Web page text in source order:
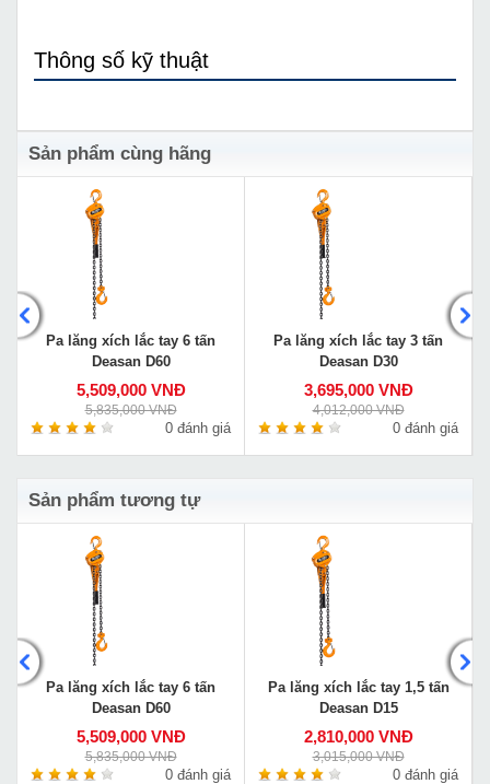
Thông số kỹ thuật
Sản phẩm cùng hãng
Pa lăng xích lắc tay 6 tấn
Deasan D60
5,509,000 VNĐ
5,835,000 VNĐ
0 đánh giá
Pa lăng xích lắc tay 3 tấn
Deasan D30
3,695,000 VNĐ
4,012,000 VNĐ
0 đánh giá
Sản phẩm tương tự
Pa lăng xích lắc tay 6 tấn
Deasan D60
5,509,000 VNĐ
5,835,000 VNĐ
0 đánh giá
Pa lăng xích lắc tay 1,5 tấn
Deasan D15
2,810,000 VNĐ
3,015,000 VNĐ
0 đánh giá